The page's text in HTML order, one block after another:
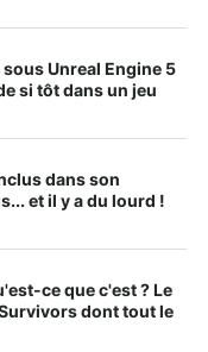
Unreal Engine 5
si tôt dans un jeu
dans son
et il y a du lourd !
ce que c'est ? Le
dont tout le